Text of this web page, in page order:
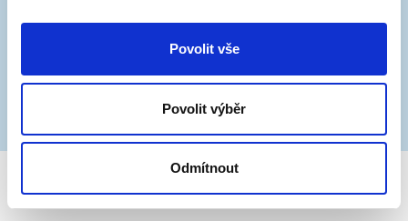
Povolit vše
Povolit výběr
Odmítnout